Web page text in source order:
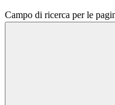
Campo di ricerca per le